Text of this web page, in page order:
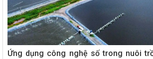
Ứng dụng công nghệ số trong nuôi